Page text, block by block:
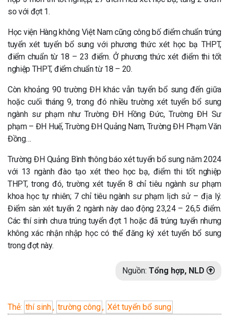
so với đợt 1.
Học viện Hàng không Việt Nam cũng công bố điểm chuẩn trúng
tuyển xét tuyển bổ sung với phương thức xét học bạ THPT,
điểm chuẩn từ 18 – 23 điểm. Ở phương thức xét điểm thi tốt
nghiệp THPT, điểm chuẩn từ 18 – 20.
Còn khoảng 90 trường ĐH khác vẫn tuyển bổ sung đến giữa
hoặc cuối tháng 9, trong đó nhiều trường xét tuyển bổ sung
ngành sư phạm như Trường ĐH Hồng Đức, Trường ĐH Sư
phạm – ĐH Huế, Trường ĐH Quảng Nam, Trường ĐH Phạm Văn
Đồng…
Trường ĐH Quảng Bình thông báo xét tuyển bổ sung năm 2024
với 13 ngành đào tạo xét theo học bạ, điểm thi tốt nghiệp
THPT, trong đó, trường xét tuyển 8 chỉ tiêu ngành sư phạm
khoa học tự nhiên; 7 chỉ tiêu ngành sư phạm lịch sử – địa lý.
Điểm sàn xét tuyển 2 ngành này dao động 23,24 – 26,5 điểm.
Các thí sinh chưa trúng tuyển đợt 1 hoặc đã trúng tuyển nhưng
không xác nhận nhập học có thể đăng ký xét tuyển bổ sung
trong đợt này.
Nguồn: Tổng hợp, NLD
Thẻ: thí sinh, trường công, Xét tuyển bổ sung